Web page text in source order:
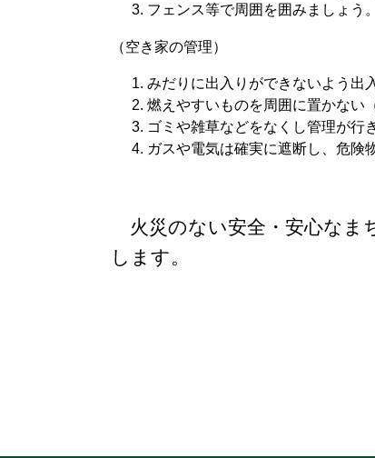
フェンス等で周囲を囲みましょう。
（空き家の管理）
みだりに出入りができないよう出
燃えやすいものを周囲に置かない
ゴミや雑草などをなくし管理が行
ガスや電気は確実に遮断し、危険
火災のない安全・安心なま
します。